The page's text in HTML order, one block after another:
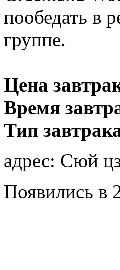
пообедать в
группе.
Цена
Время
Тип
адрес: Сюй
Появились в